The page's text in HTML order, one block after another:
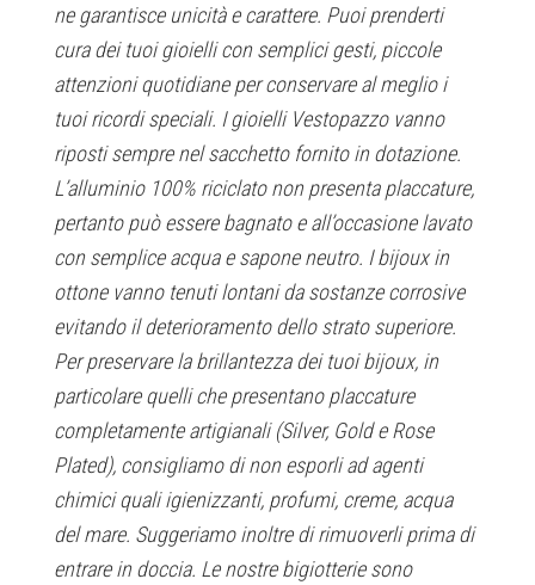
ne garantisce unicità e carattere. Puoi prenderti
cura dei tuoi gioielli con semplici gesti, piccole
attenzioni quotidiane per conservare al meglio i
tuoi ricordi speciali. I gioielli Vestopazzo vanno
riposti sempre nel sacchetto fornito in dotazione.
L’alluminio 100% riciclato non presenta placcature,
pertanto può essere bagnato e all’occasione lavato
con semplice acqua e sapone neutro. I bijoux in
ottone vanno tenuti lontani da sostanze corrosive
evitando il deterioramento dello strato superiore.
Per preservare la brillantezza dei tuoi bijoux, in
particolare quelli che presentano placcature
completamente artigianali (Silver, Gold e Rose
Plated), consigliamo di non esporli ad agenti
chimici quali igienizzanti, profumi, creme, acqua
del mare. Suggeriamo inoltre di rimuoverli prima di
entrare in doccia. Le nostre bigiotterie sono